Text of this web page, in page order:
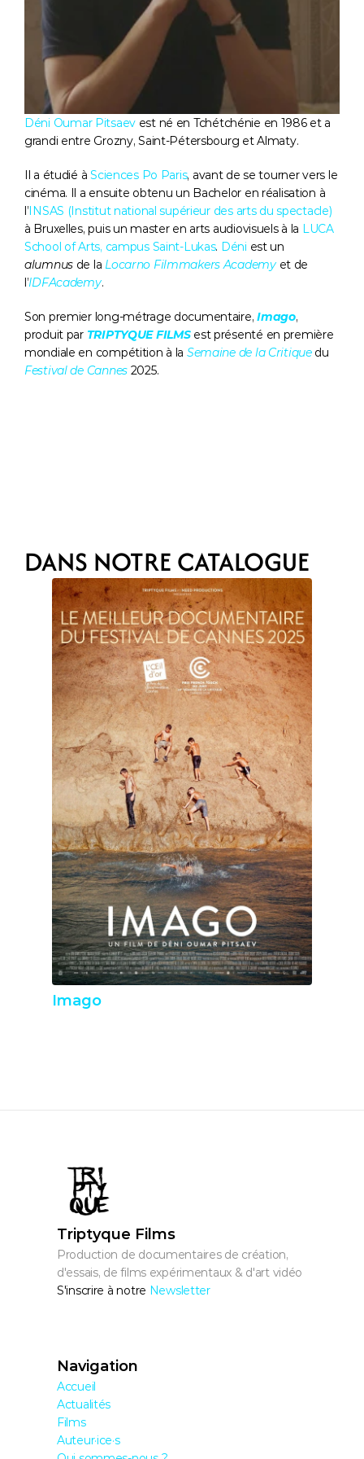
Déni Oumar Pitsaev est né en Tchétchénie en 1986 et a
grandi entre Grozny, Saint-Pétersbourg et Almaty.
Il a étudié à Sciences Po Paris, avant de se tourner vers le
cinéma. Il a ensuite obtenu un Bachelor en réalisation à
l’INSAS (Institut national supérieur des arts du spectacle)
à Bruxelles, puis un master en arts audiovisuels à la LUCA
School of Arts, campus Saint-Lukas. Déni
alumnus de la Locarno Filmmakers Academy et de
l’IDFAcademy.
Son premier long-métrage documentaire, Imago,
produit par TRIPTYQUE FILMS est présenté en première
mondiale en compétition à la Semaine de la Critique
Festival de Cannes 2025.
DANS NOTRE CATALOGUE
Imago
Triptyque Films
Production de documentaires de création,
d'essais, de films expérimentaux & d'art vidéo
S'inscrire à notre Newsletter
Navigation
Accueil
Actualités
Films
Auteur·ice·s